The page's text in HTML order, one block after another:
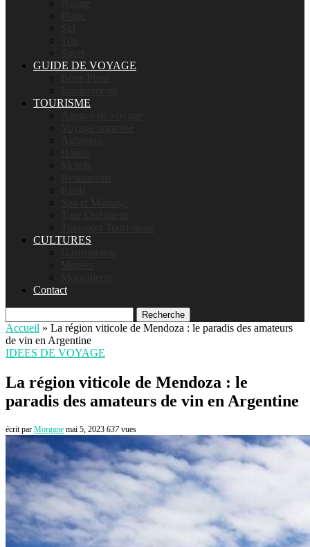
GUIDE DE VOYAGE
TOURISME
CULTURES
Contact
Recherche
Accueil » La région viticole de Mendoza : le paradis des amateurs
de vin en Argentine
IDEES DE VOYAGE
La région viticole de Mendoza : le
paradis des amateurs de vin en Argentine
écrit par Morgane mai 5, 2023 637vues